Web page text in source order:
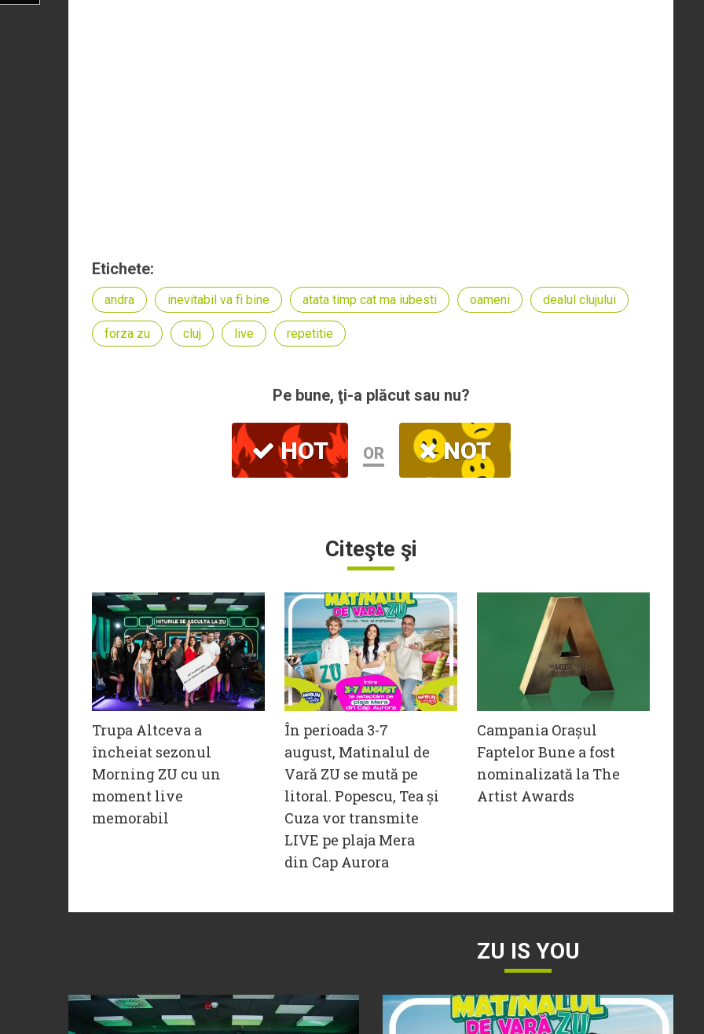
Etichete:
andra inevitabil va fi bine atata timp cat ma iubesti oameni dealul clujului
forza zu cluj live repetitie
Pe bune, ţi-a plăcut sau nu?
HOT OR NOT
Citeşte şi
Trupa Altceva a
încheiat sezonul
Morning ZU cu un
moment live
memorabil
În perioada 3-7
august, Matinalul de
Vară ZU se mută pe
litoral. Popescu, Tea și
Cuza vor transmite
LIVE pe plaja Mera
din Cap Aurora
Campania Orașul
Faptelor Bune a fost
nominalizată la The
Artist Awards
ZU IS YOU